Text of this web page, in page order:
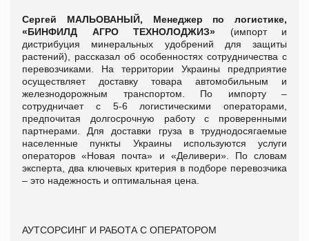
Сергей МАЛЬОВАНЫЙ, Менеджер по логистике,
«БИНФИЛД АГРО ТЕХНОЛОДЖИЗ» (импорт и
дистрибуция минеральных удобрений для защиты
растений), рассказал об особенностях сотрудничества с
перевозчиками. На территории Украины предприятие
осуществляет доставку товара автомобильным и
железнодорожным транспортом. По импорту –
сотрудничает с 5-6 логистическими операторами,
предпочитая долгосрочную работу с проверенными
партнерами. Для доставки груза в труднодосягаемые
населенные пункты Украины используются услуги
операторов «Новая почта» и «Деливери». По словам
эксперта, два ключевых критерия в подборе перевозчика
– это надежность и оптимальная цена.
АУТСОРСИНГ И РАБОТА С ОПЕРАТОРОМ